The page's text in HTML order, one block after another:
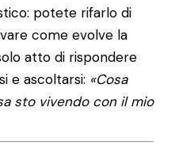
potete rifarlo di
come evolve la
atto di rispondere
e ascoltarsi: «Cosa
sto vivendo con il mio